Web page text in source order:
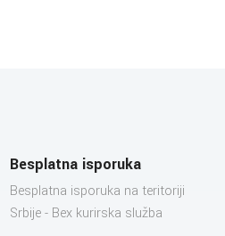
Besplatna isporuka
Besplatna isporuka na teritoriji
Srbije - Bex kurirska služba